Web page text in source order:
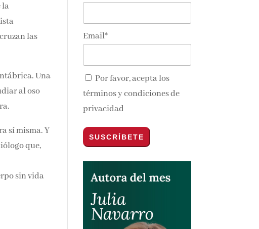
la
las
al
sí misma.
biólogo
sin vida
Email*
Por favor, acepta los
términos y condiciones de
privacidad
lostérminos y